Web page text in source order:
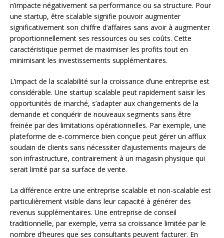
n’impacte négativement sa performance ou sa structure. Pour
une startup, être scalable signifie pouvoir augmenter
significativement son chiffre d’affaires sans avoir à augmenter
proportionnellement ses ressources ou ses coûts. Cette
caractéristique permet de maximiser les profits tout en
minimisant les investissements supplémentaires.
L’impact de la scalabilité sur la croissance d’une entreprise est
considérable. Une startup scalable peut rapidement saisir les
opportunités de marché, s’adapter aux changements de la
demande et conquérir de nouveaux segments sans être
freinée par des limitations opérationnelles. Par exemple, une
plateforme de e-commerce bien conçue peut gérer un afflux
soudain de clients sans nécessiter d’ajustements majeurs de
son infrastructure, contrairement à un magasin physique qui
serait limité par sa surface de vente.
La différence entre une entreprise scalable et non-scalable est
particulièrement visible dans leur capacité à générer des
revenus supplémentaires. Une entreprise de conseil
traditionnelle, par exemple, verra sa croissance limitée par le
nombre d’heures que ses consultants peuvent facturer. En